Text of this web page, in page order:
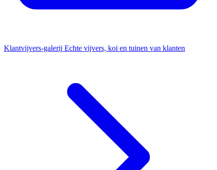
Klantvijvers-galerij Echte vijvers, koi en tuinen van klanten